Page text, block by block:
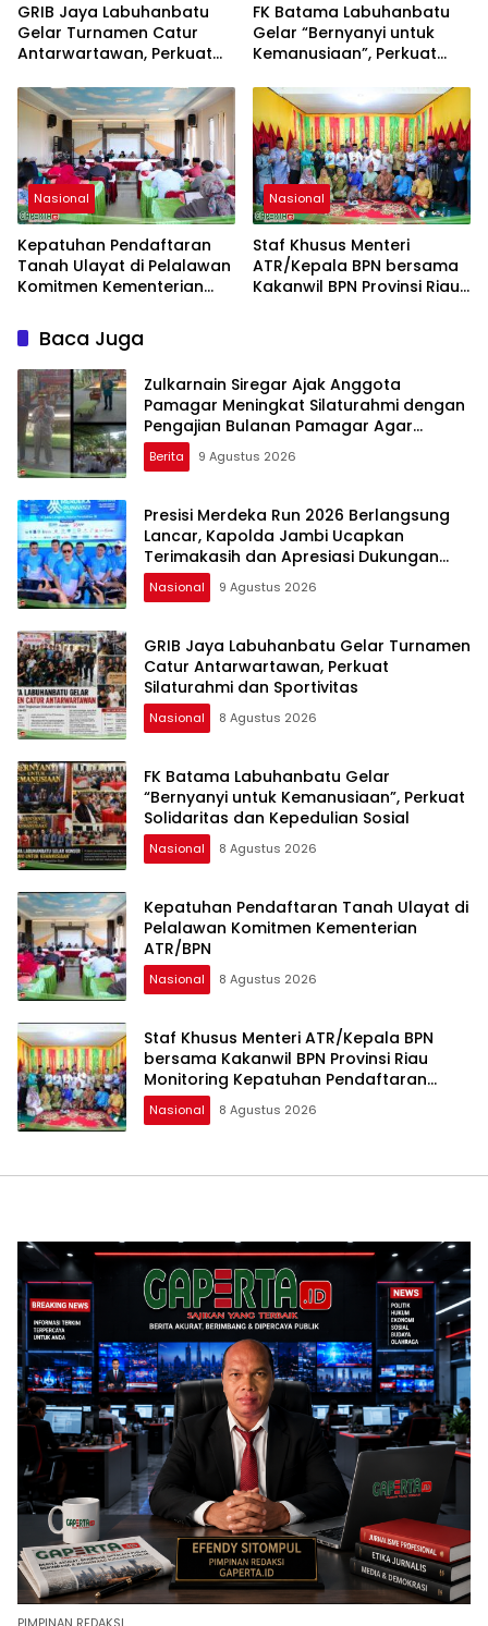
GRIB Jaya Labuhanbatu
Gelar Turnamen Catur
Antarwartawan, Perkuat
FK Batama Labuhanbatu
Gelar “Bernyanyi untuk
Kemanusiaan”, Perkuat
Sosial
Nasional
Kepatuhan Pendaftaran
Tanah Ulayat di Pelalawan
Komitmen Kementerian
Nasional
Staf Khusus Menteri
ATR/Kepala BPN bersama
Kakanwil BPN Provinsi Riau
Baca Juga
Zulkarnain Siregar Ajak Anggota
Pamagar Meningkat Silaturahmi dengan
Pengajian Bulanan Pamagar Agar
Terjalin Ukhuwah Islami
Berita 9 Agustus 2026
Presisi Merdeka Run 2026 Berlangsung
Lancar, Kapolda Jambi Ucapkan
Terimakasih dan Apresiasi Dukungan
Masyarakat
Nasional 9 Agustus 2026
GRIB Jaya Labuhanbatu Gelar Turnamen
Catur Antarwartawan, Perkuat
Silaturahmi dan Sportivitas
Nasional 8 Agustus 2026
FK Batama Labuhanbatu Gelar
“Bernyanyi untuk Kemanusiaan”, Perkuat
Solidaritas dan Kepedulian Sosial
Nasional 8 Agustus 2026
Kepatuhan Pendaftaran Tanah Ulayat di
Pelalawan Komitmen Kementerian
ATR/BPN
Nasional 8 Agustus 2026
Staf Khusus Menteri ATR/Kepala BPN
bersama Kakanwil BPN Provinsi Riau
Monitoring Kepatuhan Pendaftaran
Tanah Ulayat
Nasional 8 Agustus 2026
PIMPINAN REDAKSI